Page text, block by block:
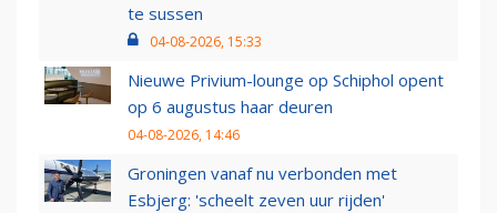
te sussen
04-08-2026, 15:33
Nieuwe Privium-lounge op Schiphol opent
op 6 augustus haar deuren
04-08-2026, 14:46
Groningen vanaf nu verbonden met
Esbjerg: 'scheelt zeven uur rijden'